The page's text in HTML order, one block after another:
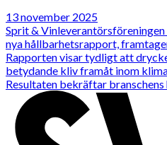
13 november 2025
Sprit & Vinleverantörsföreningen
nya hållbarhetsrapport,
Rapporten visar tydligt att
betydande kliv framåt inom
Resultaten bekräftar